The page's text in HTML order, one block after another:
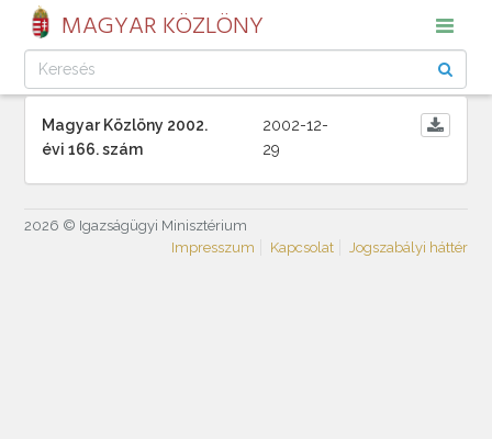
MAGYAR KÖZLÖNY
Magyar Közlöny 2002.
évi 166. szám
2002-12-
29
2026 © Igazságügyi Minisztérium
Impresszum
Kapcsolat Jogszabályi háttér